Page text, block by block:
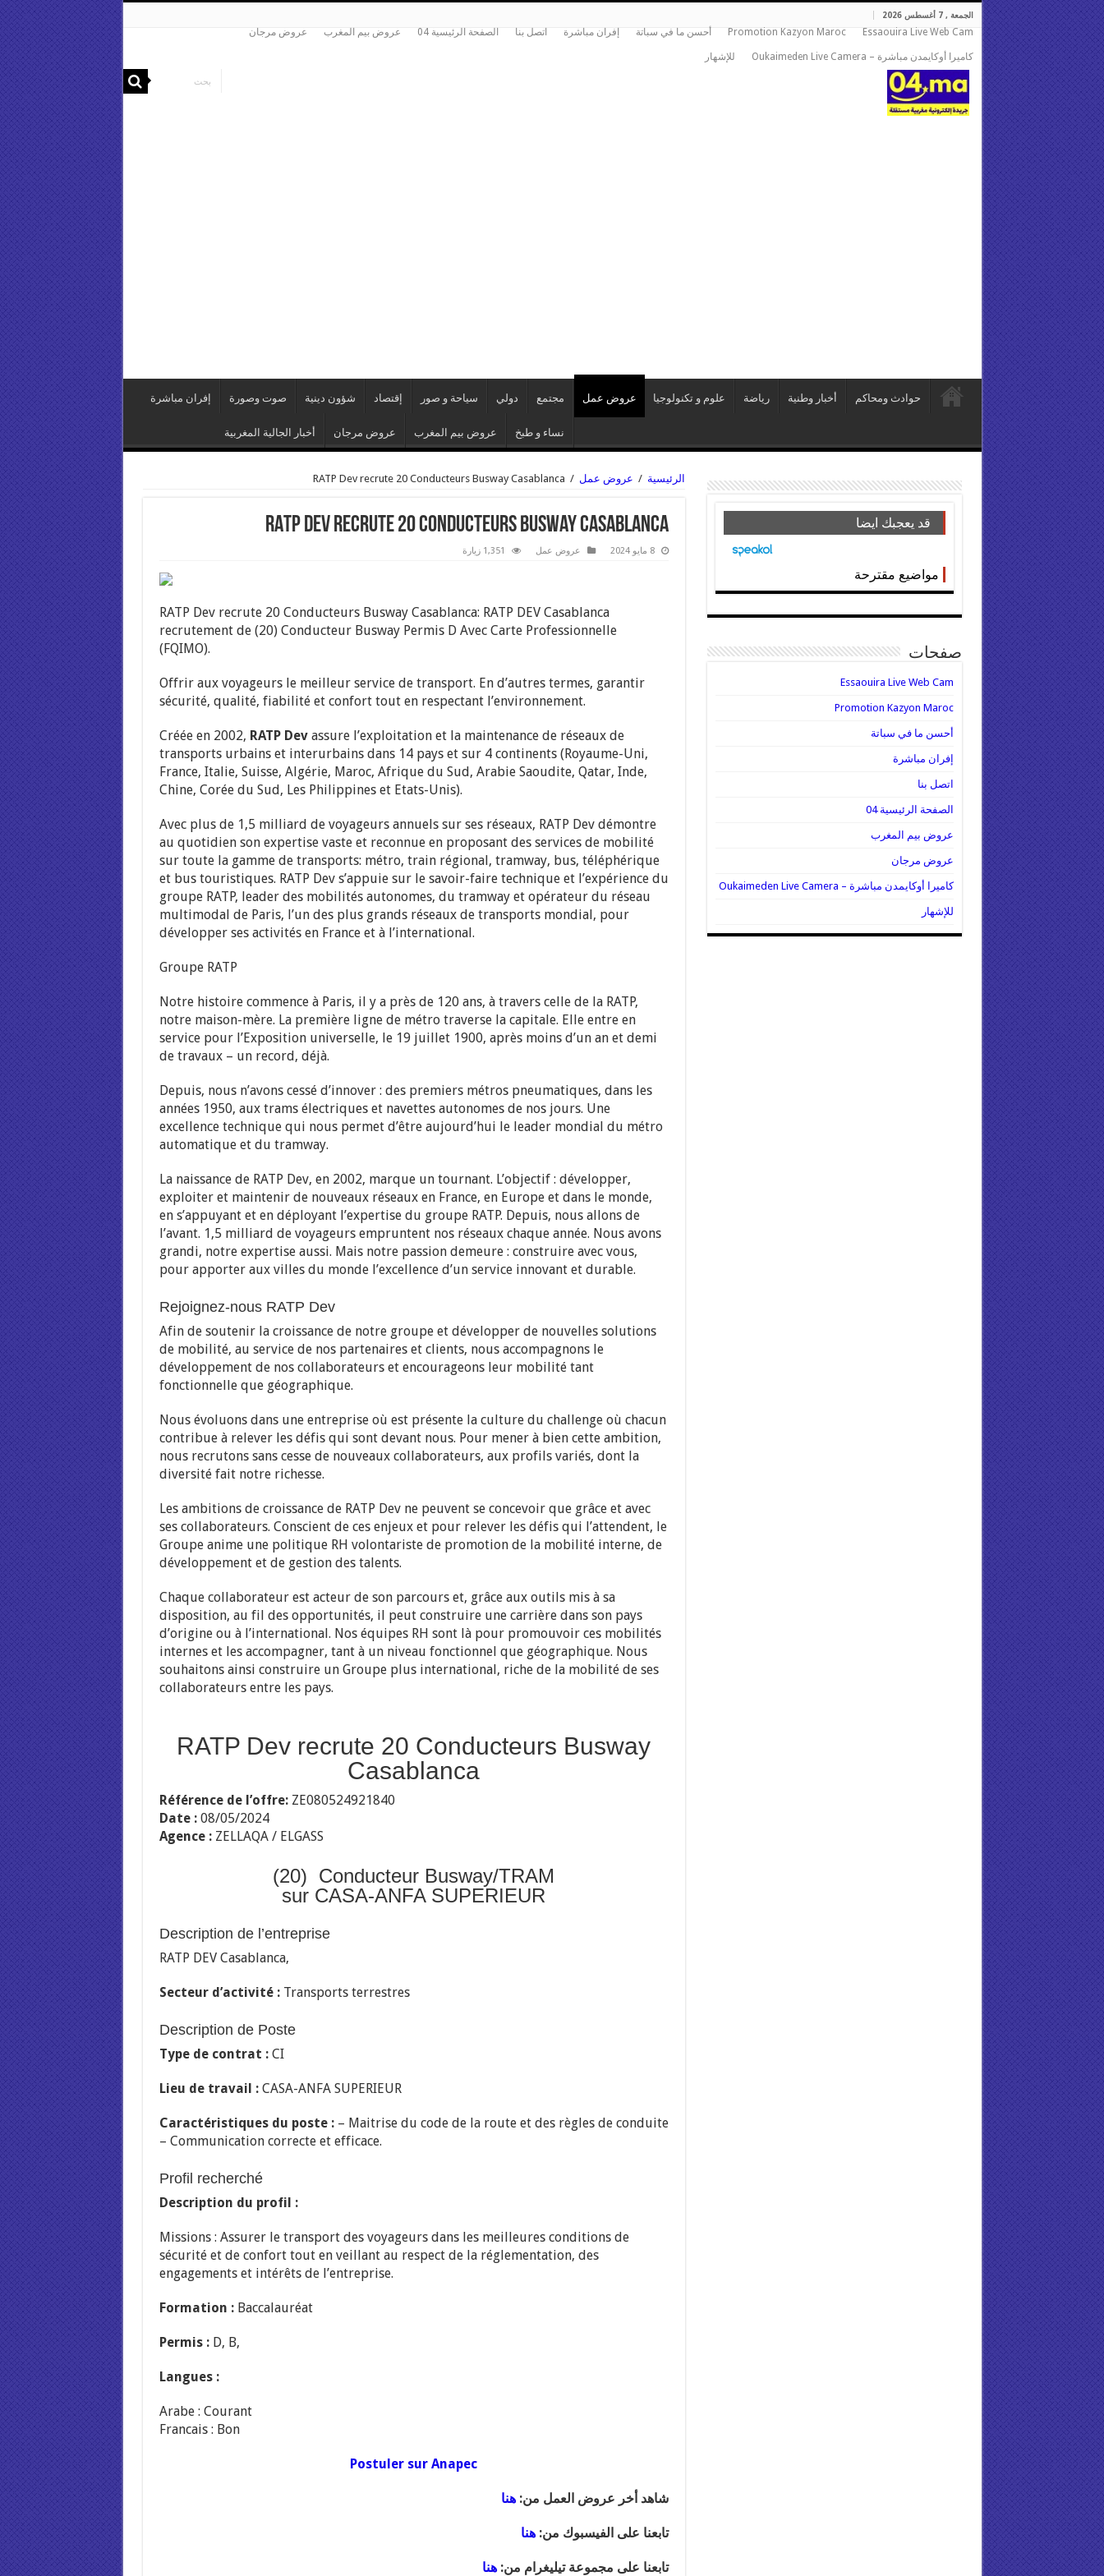
الجمعة , 7 أغسطس 2026
Essaouira Live Web Cam
Promotion Kazyon Maroc أحسن ما في سباتة إفران مباشرة اتصل بنا الصفحة الرئيسية 04 عروض بيم المغرب عروض مرجان
كاميرا أوكايمدن مباشرة – Oukaimeden Live Camera للإشهار
حوادث ومحاكم أخبار وطنية رياضة علوم و تكنولوجيا عروض عمل مجتمع دولي سياحة و صور إقتصاد شؤون دينية صوت وصورة إفران مباشرة
نساء و طبخ عروض بيم المغرب عروض مرجان أخبار الجالية المغربية
الرئيسية / عروض عمل /
RATP Dev recrute 20 Conducteurs Busway Casablanca
RATP Dev recrute 20 Conducteurs Busway Casablanca
8 مايو 2024 عروض عمل 1,351 زيارة
RATP Dev recrute 20 Conducteurs Busway Casablanca: RATP DEV Casablanca
recrutement de (20) Conducteur Busway Permis D Avec Carte Professionnelle
(FQIMO).
Offrir aux voyageurs le meilleur service de transport. En d’autres termes, garantir
sécurité, qualité, fiabilité et confort tout en respectant l’environnement.
Créée en 2002, RATP Devassure l’exploitation et la maintenance de réseaux de
transports urbains et interurbains dans 14 pays et sur 4 continents (Royaume-Uni,
France, Italie, Suisse, Algérie, Maroc, Afrique du Sud, Arabie Saoudite, Qatar, Inde,
Chine, Corée du Sud, Les Philippines et Etats-Unis).
Avec plus de 1,5 milliard de voyageurs annuels sur ses réseaux, RATP Dev démontre
au quotidien son expertise vaste et reconnue en proposant des services de mobilité
sur toute la gamme de transports: métro, train régional, tramway, bus, téléphérique
et bus touristiques. RATP Dev s’appuie sur le savoir-faire technique et l’expérience du
groupe RATP, leader des mobilités autonomes, du tramway et opérateur du réseau
multimodal de Paris, l’un des plus grands réseaux de transports mondial, pour
développer ses activités en France et à l’international.
Groupe RATP
Notre histoire commence à Paris, il y a près de 120 ans, à travers celle de la RATP,
notre maison-mère. La première ligne de métro traverse la capitale. Elle entre en
service pour l’Exposition universelle, le 19 juillet 1900, après moins d’un an et demi
de travaux – un record, déjà.
Depuis, nous n’avons cessé d’innover : des premiers métros pneumatiques, dans les
années 1950, aux trams électriques et navettes autonomes de nos jours. Une
excellence technique qui nous permet d’être aujourd’hui le leader mondial du métro
automatique et du tramway.
La naissance de RATP Dev, en 2002, marque un tournant. L’objectif : développer,
exploiter et maintenir de nouveaux réseaux en France, en Europe et dans le monde,
en s’appuyant et en déployant l’expertise du groupe RATP. Depuis, nous allons de
l’avant. 1,5 milliard de voyageurs empruntent nos réseaux chaque année. Nous avons
grandi, notre expertise aussi. Mais notre passion demeure : construire avec vous,
pour apporter aux villes du monde l’excellence d’un service innovant et durable.
Rejoignez-nous RATP Dev
Afin de soutenir la croissance de notre groupe et développer de nouvelles solutions
de mobilité, au service de nos partenaires et clients, nous accompagnons le
développement de nos collaborateurs et encourageons leur mobilité tant
fonctionnelle que géographique.
Nous évoluons dans une entreprise où est présente la culture du challenge où chacun
contribue à relever les défis qui sont devant nous. Pour mener à bien cette ambition,
nous recrutons sans cesse de nouveaux collaborateurs, aux profils variés, dont la
diversité fait notre richesse.
Les ambitions de croissance de RATP Dev ne peuvent se concevoir que grâce et avec
ses collaborateurs. Conscient de ces enjeux et pour relever les défis qui l’attendent, le
Groupe anime une politique RH volontariste de promotion de la mobilité interne, de
développement et de gestion des talents.
Chaque collaborateur est acteur de son parcours et, grâce aux outils mis à sa
disposition, au fil des opportunités, il peut construire une carrière dans son pays
d’origine ou à l’international. Nos équipes RH sont là pour promouvoir ces mobilités
internes et les accompagner, tant à un niveau fonctionnel que géographique. Nous
souhaitons ainsi construire un Groupe plus international, riche de la mobilité de ses
collaborateurs entre les pays.
RATP Dev recrute 20 Conducteurs Busway
Casablanca
Référence de l’offre:ZE080524921840
Date : 08/05/2024
Agence : ZELLAQA / ELGASS
(20) Conducteur Busway/TRAM
sur CASA-ANFA SUPERIEUR
Description de l’entreprise
RATP DEV Casablanca,
Secteur d’activité :Transports terrestres
Description de Poste
Type de contrat : CI
Lieu de travail :CASA-ANFA SUPERIEUR
Caractéristiques du poste : – Maitrise du code de la route et des règles de conduite
– Communication correcte et efficace.
Profil recherché
Description du profil :
Missions : Assurer le transport des voyageurs dans les meilleures conditions de
sécurité et de confort tout en veillant au respect de la réglementation, des
engagements et intérêts de l’entreprise.
Formation : Baccalauréat
Permis : D, B,
Langues :
Arabe : Courant
Francais : Bon
Postuler sur Anapec
شاهد أخر عروض العمل من:هنا
تابعنا على الفيسبوك من:هنا
تابعنا على مجموعة تيليغرام من:هنا
قد يعجبك ايضا
مواضيع مقترحة
صفحات
Essaouira Live Web Cam
Promotion Kazyon Maroc
أحسن ما في سباتة
إفران مباشرة
اتصل بنا
الصفحة الرئيسية 04
عروض بيم المغرب
عروض مرجان
كاميرا أوكايمدن مباشرة – Oukaimeden Live Camera
للإشهار